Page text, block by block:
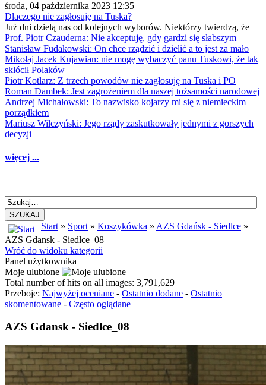
środa, 04 października 2023 12:35
Dlaczego nie zagłosuję na Tuska?
Już dni dzielą nas od kolejnych wyborów. Niektórzy twierdzą, że
Prof. Piotr Czauderna: Nie akceptuję, gdy gardzi się słabszym
Stanisław Fudakowski: On chce rządzić i dzielić a to jest za mało
Mikołaj Jacek Kujawian: nie mogę wybaczyć panu Tuskowi, że tak
skłócił Polaków
Piotr Kotlarz: Z trzech powodów nie zagłosuję na Tuska i PO
Roman Dambek: Jest zagrożeniem dla naszej tożsamości narodowej
Andrzej Michałowski: To nazwisko kojarzy mi się z niemieckim
porządkiem
Mariusz Wilczyński: Jego rządy zaskutkowały jednymi z gorszych
decyzji
więcej ...
SZUKAJ
Start » Sport » Koszykówka » AZS Gdańsk - Siedlce »
AZS Gdansk - Siedlce_08
Wróć do widoku kategorii
Panel użytkownika
Moje ulubione
Total number of hits on all images: 3,791,629
Przeboje: Najwyżej oceniane - Ostatnio dodane - Ostatnio
skomentowane - Często oglądane
AZS Gdansk - Siedlce_08